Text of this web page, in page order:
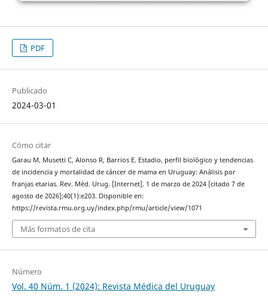
PDF
Publicado
2024-03-01
Cómo citar
Garau M, Musetti C, Alonso R, Barrios E. Estadio, perfil biológico y tendencias
de incidencia y mortalidad de cáncer de mama en Uruguay: Análisis por
franjas etarias. Rev. Méd. Urug. [Internet]. 1 de marzo de 2024 [citado 7 de
agosto de 2026];40(1):e203. Disponible en:
https://revista.rmu.org.uy/index.php/rmu/article/view/1071
Más formatos de cita
Número
Vol. 40 Núm. 1 (2024): Revista Médica del Uruguay